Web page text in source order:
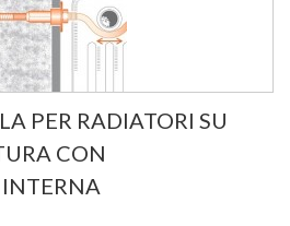
PER RADIATORI SU
CON